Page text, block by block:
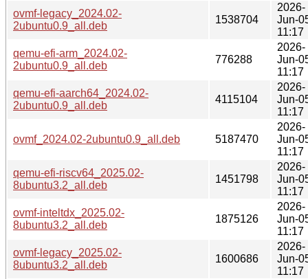
ovmf-legacy_2024.02-
2ubuntu0.9_all.deb
1538704
2026-
Jun-
11:17
qemu-efi-arm_2024.02-
2ubuntu0.9_all.deb
776288
2026-
Jun-
11:17
qemu-efi-aarch64_2024.02-
2ubuntu0.9_all.deb
4115104
2026-
Jun-
11:17
ovmf_2024.02-2ubuntu0.9_all.deb 5187470
2026-
Jun-
11:17
qemu-efi-riscv64_2025.02-
8ubuntu3.2_all.deb
1451798
2026-
Jun-
11:17
ovmf-inteltdx_2025.02-
8ubuntu3.2_all.deb
1875126
2026-
Jun-
11:17
ovmf-legacy_2025.02-
8ubuntu3.2_all.deb
1600686
2026-
Jun-
11:17